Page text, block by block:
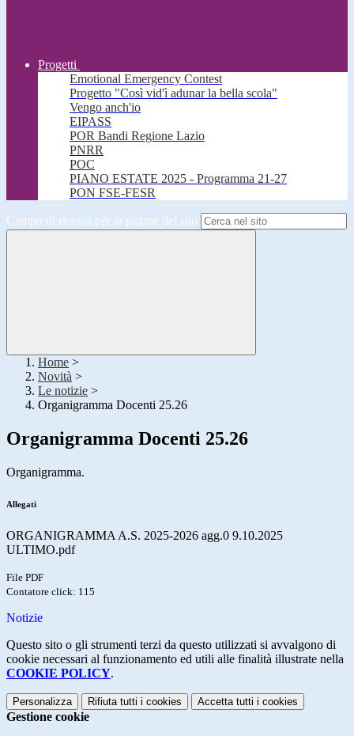
Progetti
Emotional Emergency Contest
Progetto "Così vid'ì adunar la bella scola"
Vengo anch'io
EIPASS
POR Bandi Regione Lazio
PNRR
POC
PIANO ESTATE 2025 - Programma 21-27
PON FSE-FESR
Campo di ricerca per le pagine del sito
Home >
Novità >
Le notizie >
Organigramma Docenti 25.26
Organigramma Docenti 25.26
Organigramma.
Allegati
ORGANIGRAMMA A.S. 2025-2026 agg.0 9.10.2025
ULTIMO.pdf
File PDF
Contatore click: 115
Notizie
Questo sito o gli strumenti terzi da questo utilizzati si avvalgono di
cookie necessari al funzionamento ed utili alle finalità illustrate nella
COOKIE POLICY.
Personalizza Rifiuta tutti i cookies Accetta tutti i cookies
Gestione cookie